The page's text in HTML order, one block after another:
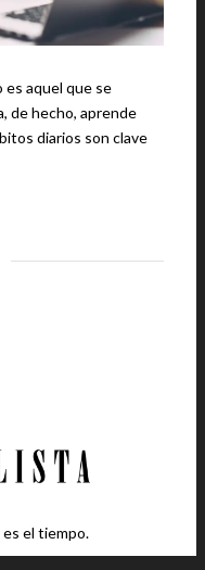
aquel que se
de hecho, aprende
el tiempo.